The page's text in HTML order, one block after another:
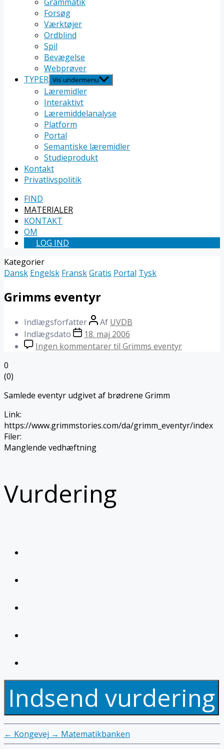
Forsøg
Værktøjer
Ordblind
Spil
Bevægelse
Webprøver
TYPER Vis undermenu
Læremidler
Interaktivt
Læremiddelanalyse
Platform
Portal
Semantiske læremidler
Studieprodukt
Kontakt
Privatlivspolitik
FIND
MATERIALER
KONTAKT
OM
LOG IND
Kategorier
Dansk Engelsk FranskGratis Portal Tysk
Grimms eventyr
Indlægsforfatter Af UVDB
Indlægsdato
18. maj 2006
Ingen kommentarertil Grimms eventyr
0
(0)
Samlede eventyr udgivet af brødrene Grimm
Link:
https://www.grimmstories.com/da/grimm_eventyr/index
Filer:
Manglende vedhæftning
Vurdering
Indsend vurdering
← Kongevej → Matematikbanken